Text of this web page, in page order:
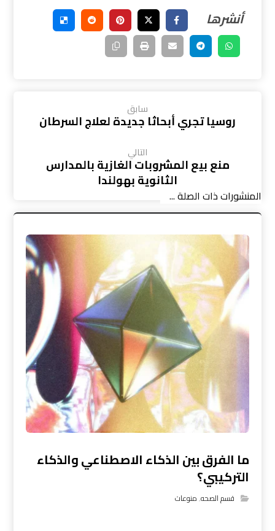
سابق
روسيا تجري أبحاثا جديدة لعلاج السرطان
التالي
منع بيع المشروبات الغازية بالمدارس
الثانوية بهولندا
المنشورات ذات الصلة ...
ما الفرق بين الذكاء الاصطناعي والذكاء
التركيبي؟
قسم الصحه,منوعات